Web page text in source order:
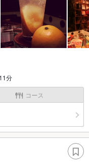
分
コース